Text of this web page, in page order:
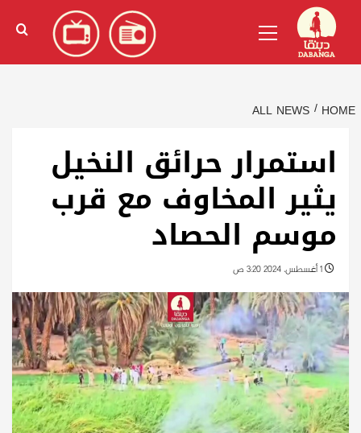
content
الإنجليزية)
Menu
HOME
ALL NEWS
استمرار حرائق النخيل
يثير المخاوف مع قرب
موسم الحصاد